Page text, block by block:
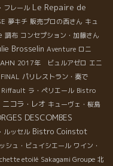
フレール Le Repaire de
夢キチ 販売プロの西さん キュ
調布 コンセプション・加藤さん
Brosselin Aventure ロニ
2017年 ビュルアゼロ エニ
パリレストラン・奏で
Riffault ラ・ペリエール Bistro
ニコラ・レオ キューヴェ・桜島
DESCOMBES
ルッセル Bistro Coinstot
シュ・ビュイシエール ワイン・
etoilé Sakagami Groupe 北